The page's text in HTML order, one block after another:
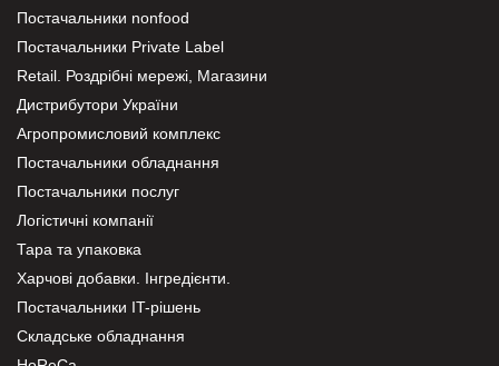
Постачальники nonfood
Постачальники Private Label
Retail. Роздрібні мережі, Магазини
Дистрибутори України
Агропромисловий комплекс
Постачальники обладнання
Постачальники послуг
Логістичні компанії
Тара та упаковка
Харчові добавки. Інгредієнти.
Постачальники IT-рішень
Складське обладнання